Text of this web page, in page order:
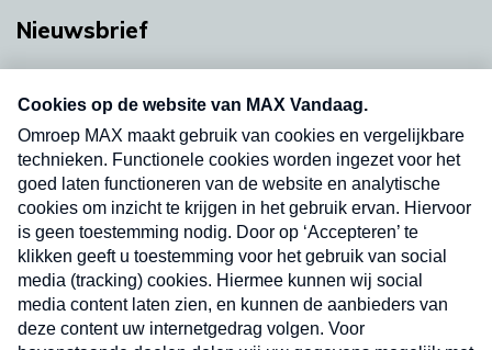
Nieuwsbrief
nieuwsbrief. Elke vrijdag- en dinsdagochtend in
uw mailbox.
Verzend